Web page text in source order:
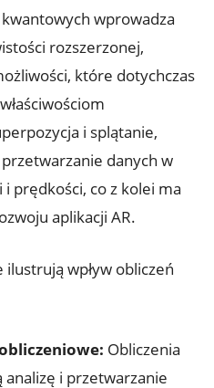
wprowadza
rozszerzonej,
które dotychczas
i splątanie,
danych w
prędkości, co z kolei ma
aplikacji AR.
wpływ obliczeń
Obliczenia
i przetwarzanie